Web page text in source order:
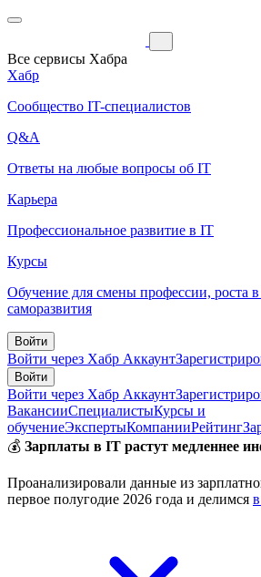
Все сервисы Хабра
Хабр
Сообщество IT-специалистов
Q&A
Ответы на любые вопросы об IT
Карьера
Профессиональное развитие в IT
Курсы
Обучение для смены профессии, роста в
саморазвития
Войти
Войти через Хабр Аккаунт
Войти
Войти через Хабр Аккаунт
ВакансииСпециалистыКурсы и
обучениеЭкспертыКомпанииРейтинг
💰 Зарплаты в IT растут медленнее
Проанализировали данные из
первое полугодие 2026 года и делимся